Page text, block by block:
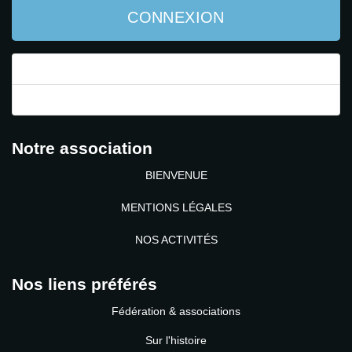
CONNEXION
Notre association
BIENVENUE
MENTIONS LÉGALES
NOS ACTIVITÉS
Nos liens préférés
Fédération & associations
Sur l'histoire